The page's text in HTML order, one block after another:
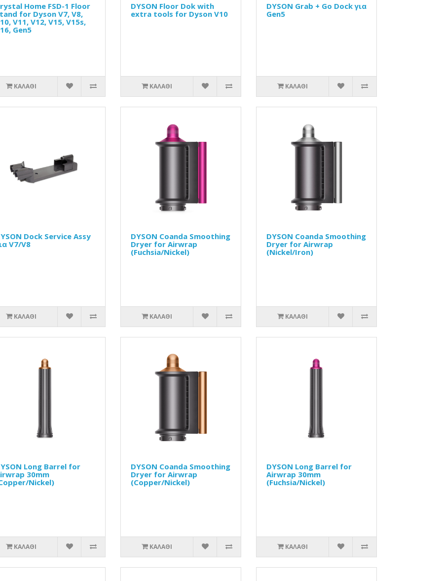
Home FSD-1 Floor
for Dyson V7, V8,
V11, V12, V15, V15s,
Gen5
ΚΑΛΆΘΙ
DYSON Floor Dok with
extra tools for Dyson V10
ΚΑΛΆΘΙ
DYSON Grab + Go Dock για
Gen5
ΚΑΛΆΘΙ
Dock Service Assy
V7/V8
ΚΑΛΆΘΙ
DYSON Coanda Smoothing
Dryer for Airwrap
(Fuchsia/Nickel)
ΚΑΛΆΘΙ
DYSON Coanda Smoothing
Dryer for Airwrap
(Nickel/Iron)
ΚΑΛΆΘΙ
Long Barrel for
30mm
Nickel)
ΚΑΛΆΘΙ
DYSON Coanda Smoothing
Dryer for Airwrap
(Copper/Nickel)
ΚΑΛΆΘΙ
DYSON Long Barrel for
Airwrap 30mm
(Fuchsia/Nickel)
ΚΑΛΆΘΙ